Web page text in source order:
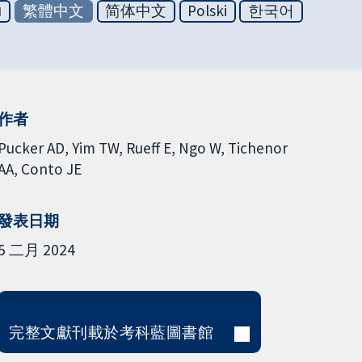
繁體中文 简体中文 Polski 한국어
者
AD Yim TW Rueff E Ngo W Tichenor
Conto JE
表日期
二月 2024
完整文獻刊載於考科藍圖書館